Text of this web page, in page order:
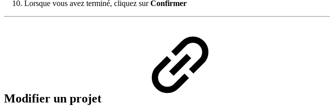
Lorsque vous avez terminé, cliquez surConfirmer
Modifier un projet